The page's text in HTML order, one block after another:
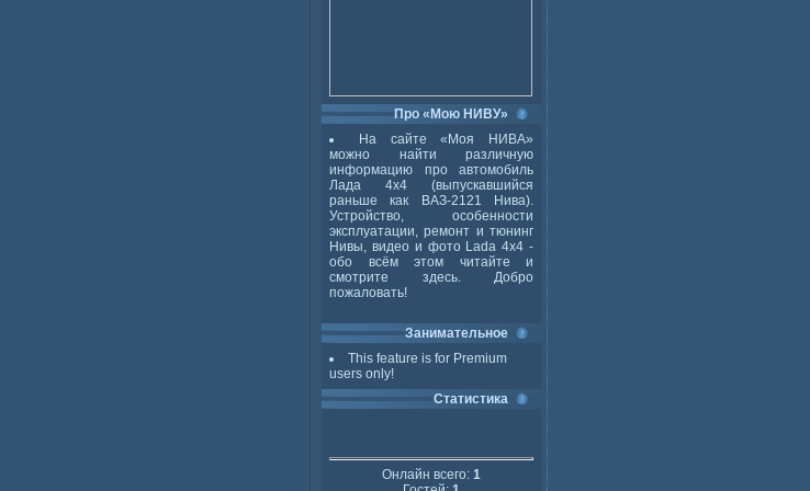
Про «Мою НИВУ»
На сайте «Моя НИВА»
можно найти различную
информацию про автомобиль
Лада 4x4 (выпускавшийся
раньше как ВАЗ-2121 Нива).
Устройство, особенности
эксплуатации, ремонт и тюнинг
Нивы, видео и фото Lada 4x4 -
обо всём этом читайте и
смотрите здесь. Добро
пожаловать!
Занимательное
This feature is for Premium
users only!
Статистика
Онлайн всего: 1